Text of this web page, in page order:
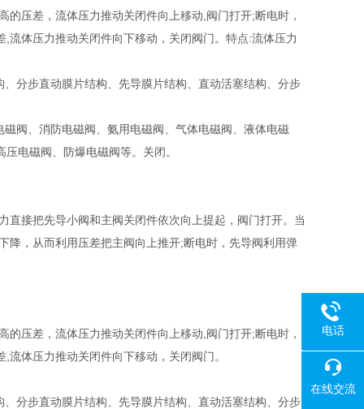
压差，流体压力推动关闭件向上移动,阀门打开;断电时，
体压力推动关闭件向下移动，关闭阀门。特点:流体压力
分步直动膜片结构、先导膜片结构、直动活塞结构、分步
阀、消防电磁阀、氨用电磁阀、气体电磁阀、液体电磁
电磁阀、防爆电磁阀等。关闭。
接把先导小阀和主阀关闭件依次向上提起，阀门打开。当
降，从而利用压差把主阀向上推开;断电时，先导阀利用弹
压差，流体压力推动关闭件向上移动,阀门打开;断电时，
体压力推动关闭件向下移动，关闭阀门。
分步直动膜片结构、先导膜片结构、直动活塞结构、分步
电话
在线交流